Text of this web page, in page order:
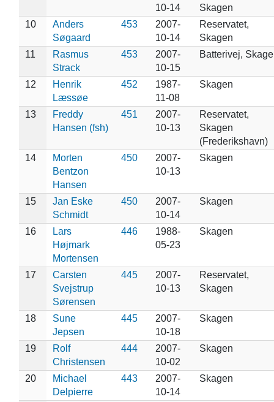
10-14
Skagen
10
Anders
Søgaard
453
2007-
10-14
Reservatet,
Skagen
11
Rasmus
Strack
453
2007-
10-15
Batterivej,
12
Henrik
Læssøe
452
1987-
11-08
Skagen
13
Freddy
Hansen (fsh)
451
2007-
10-13
Reservatet,
Skagen
(Frederikshavn)
14
Morten
Bentzon
Hansen
450
2007-
10-13
Skagen
15
Jan Eske
Schmidt
450
2007-
10-14
Skagen
16
Lars
Højmark
Mortensen
446
1988-
05-23
Skagen
17
Carsten
Svejstrup
Sørensen
445
2007-
10-13
Reservatet,
Skagen
18
Sune
Jepsen
445
2007-
10-18
Skagen
19
Rolf
Christensen
444
2007-
10-02
Skagen
20
Michael
Delpierre
443
2007-
10-14
Skagen